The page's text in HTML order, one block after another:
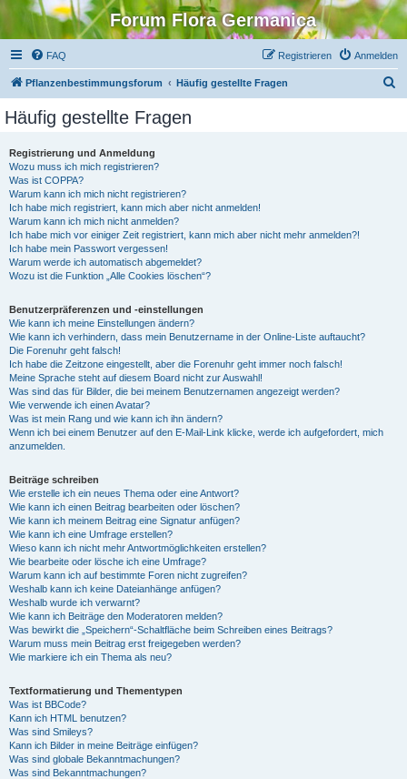
Forum Flora Germanica
FAQ Anmelden
Registrieren
Pflanzenbestimmungsforum Häufig gestellte Fragen
Häufig gestellte Fragen
Registrierung und Anmeldung
Wozu muss ich mich registrieren?
Was ist COPPA?
Warum kann ich mich nicht registrieren?
Ich habe mich registriert, kann mich aber nicht anmelden!
Warum kann ich mich nicht anmelden?
Ich habe mich vor einiger Zeit registriert, kann mich aber nicht mehr anmelden?!
Ich habe mein Passwort vergessen!
Warum werde ich automatisch abgemeldet?
Wozu ist die Funktion „Alle Cookies löschen“?
Benutzerpräferenzen und -einstellungen
Wie kann ich meine Einstellungen ändern?
Wie kann ich verhindern, dass mein Benutzername in der Online-Liste auftaucht?
Die Forenuhr geht falsch!
Ich habe die Zeitzone eingestellt, aber die Forenuhr geht immer noch falsch!
Meine Sprache steht auf diesem Board nicht zur Auswahl!
Was sind das für Bilder, die bei meinem Benutzernamen angezeigt werden?
Wie verwende ich einen Avatar?
Was ist mein Rang und wie kann ich ihn ändern?
Wenn ich bei einem Benutzer auf den E-Mail-Link klicke, werde ich aufgefordert, mich
anzumelden.
Beiträge schreiben
Wie erstelle ich ein neues Thema oder eine Antwort?
Wie kann ich einen Beitrag bearbeiten oder löschen?
Wie kann ich meinem Beitrag eine Signatur anfügen?
Wie kann ich eine Umfrage erstellen?
Wieso kann ich nicht mehr Antwortmöglichkeiten erstellen?
Wie bearbeite oder lösche ich eine Umfrage?
Warum kann ich auf bestimmte Foren nicht zugreifen?
Weshalb kann ich keine Dateianhänge anfügen?
Weshalb wurde ich verwarnt?
Wie kann ich Beiträge den Moderatoren melden?
Was bewirkt die „Speichern“-Schaltfläche beim Schreiben eines Beitrags?
Warum muss mein Beitrag erst freigegeben werden?
Wie markiere ich ein Thema als neu?
Textformatierung und Thementypen
Was ist BBCode?
Kann ich HTML benutzen?
Was sind Smileys?
Kann ich Bilder in meine Beiträge einfügen?
Was sind globale Bekanntmachungen?
Was sind Bekanntmachungen?